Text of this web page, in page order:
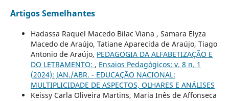
Artigos Semelhantes
Hadassa Raquel Macedo Bilac Viana , Samara Elyza
Macedo de Araújo, Tatiane Aparecida de Araújo, Tiago
Antonio de Araújo, PEDAGOGIA DA ALFABETIZAÇÃO E
DO LETRAMENTO: , Ensaios Pedagógicos: v. 8 n. 1
(2024): JAN./ABR. - EDUCAÇÃO NACIONAL:
MULTIPLICIDADE DE ASPECTOS, OLHARES E ANÁLISES
Keissy Carla Oliveira Martins, Maria Inês de Affonseca